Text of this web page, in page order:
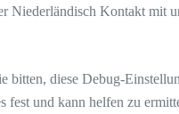
Niederländisch Kontakt mit
diese Debug-
und kann helfen zu